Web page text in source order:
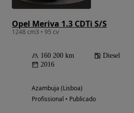
Opel Meriva 1.3 CDTi S/S
1248 cm3 • 95 cv
160 200 km Diesel
2016
Azambuja (Lisboa)
Profissional • Publicado